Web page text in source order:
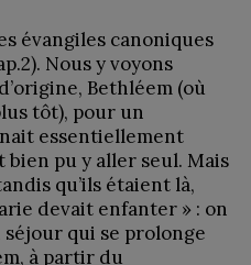
évangiles canoniques
Nous y voyons
Bethléem (où
tôt), pour un
essentiellement
bien pu y aller seul. Mais
qu’ils étaient là,
devait enfanter » : on
qui se prolonge
à partir du